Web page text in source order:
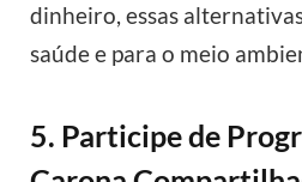
dinheiro, essas
saúde e para o meio
5. Participe de